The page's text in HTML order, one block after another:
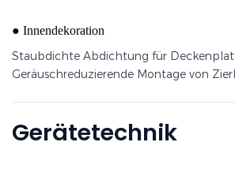
● Innendekoration
Staubdichte Abdichtung für
Geräuschreduzierende Montage von
Gerätetechnik